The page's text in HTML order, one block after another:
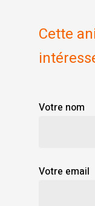
Cette
Votre nom
Votre email